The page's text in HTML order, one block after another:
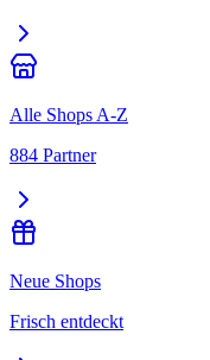
Alle Shops A-Z
884 Partner
Neue Shops
Frisch entdeckt